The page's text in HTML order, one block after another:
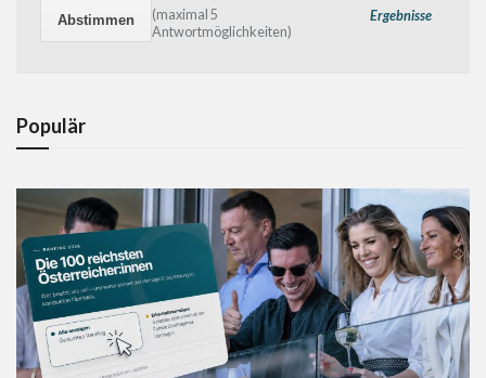
Ergebnisse
(maximal 5
Antwortmöglichkeiten)
Populär